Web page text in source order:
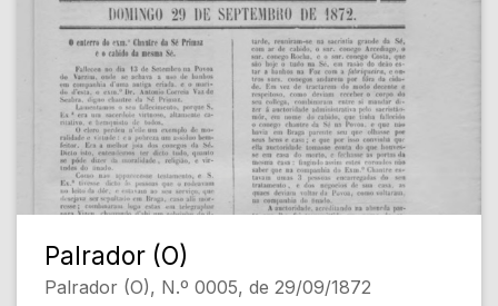
Palrador (O)
Palrador (O), N.º 0005, de 29/09/1872